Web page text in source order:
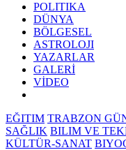
POLITIKA
DÜNYA
BÖLGESEL
ASTROLOJI
YAZARLAR
GALERİ
VİDEO
EĞITIM TRABZON
SAĞLIK BILIM VE
KÜLTÜR-SANAT